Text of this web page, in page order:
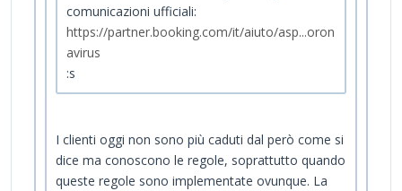
comunicazioni ufficiali:
https://partner.booking.com/it/aiuto/asp...oron
avirus
:s
I clienti oggi non sono più caduti dal però come si
dice ma conoscono le regole, soprattutto quando
queste regole sono implementate ovunque. La